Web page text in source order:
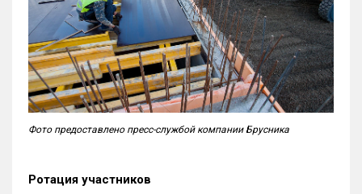
Фото предоставлено пресс-службой компании Брусника
Ротация участников